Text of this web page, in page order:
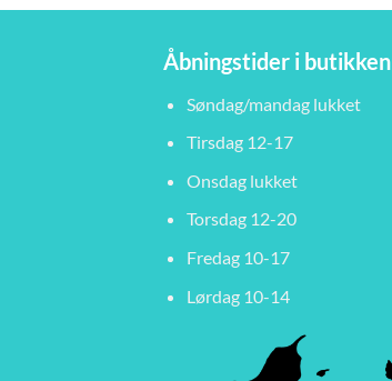
Åbningstider i butikken
Søndag/mandag lukket
Tirsdag 12-17
Onsdag lukket
Torsdag 12-20
Fredag 10-17
Lørdag 10-14